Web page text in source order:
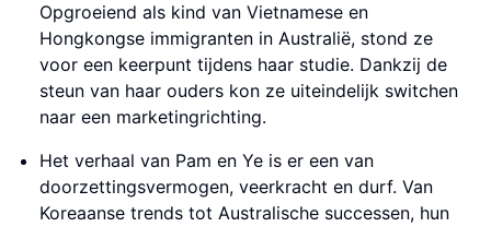
Opgroeiend als kind van Vietnamese en
Hongkongse immigranten in Australië, stond ze
voor een keerpunt tijdens haar studie. Dankzij de
steun van haar ouders kon ze uiteindelijk switchen
naar een marketingrichting.
Het verhaal van Pam en Ye is er een van
doorzettingsvermogen, veerkracht en durf. Van
Koreaanse trends tot Australische successen, hun